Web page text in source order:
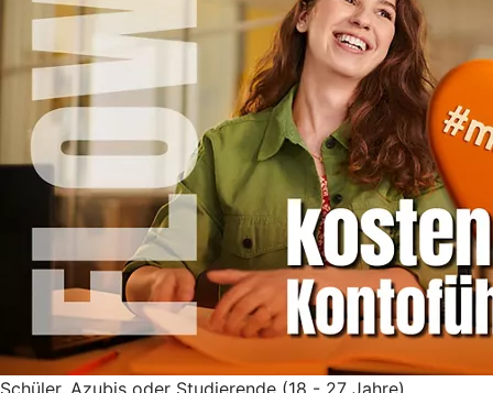
Schüler, Azubis oder Studierende (18 - 27 Jahre)